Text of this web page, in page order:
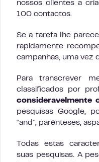
nossos clientes a
100 contactos.
Se a tarefa lhe
rapidamente
campanhas, uma vez
Para transcrever
classificados por
consideravelmente
pesquisas Google,
“and”, parênteses,
Todas estas
suas pesquisas. A